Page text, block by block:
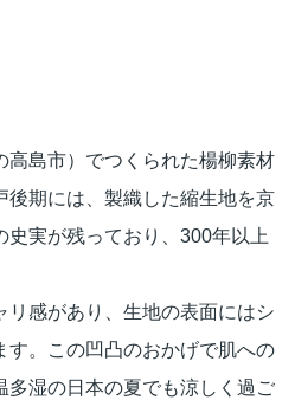
高島市）でつくられた楊柳素材
後期には、製織した縮生地を京
史実が残っており、300年以上
リ感があり、生地の表面にはシ
す。この凹凸のおかげで肌への
多湿の日本の夏でも涼しく過ご